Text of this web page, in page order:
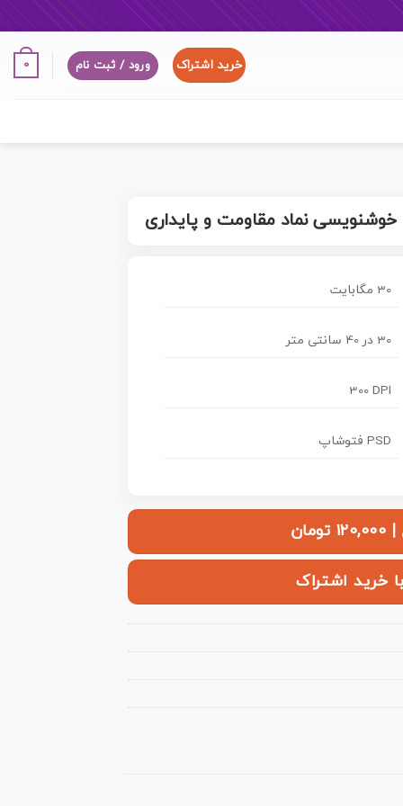
خرید اشتراک ورود / ثبت نام 0
30 مگابایت
30 در 40 سانتی متر
300 DPI
PSD فتوشاپ
خرید اشتراک